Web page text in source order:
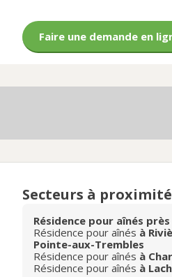
Faire une demande en
Secteurs à proximité
Résidence pour aînés
Résidence pour aînés à
Pointe-aux-Trembles
Résidence pour aînés à
Résidence pour aînés à